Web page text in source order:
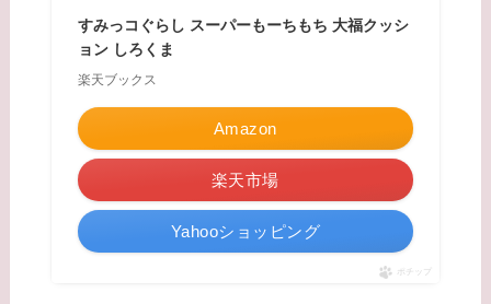
すみっコぐらし スーパーもーちもち 大福クッシ
ョン しろくま
楽天ブックス
Amazon
楽天市場
Yahooショッピング
ポチップ